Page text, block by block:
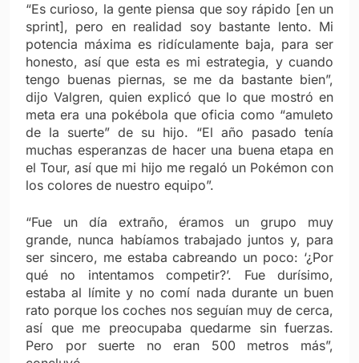
“Es curioso, la gente piensa que soy rápido [en un
sprint], pero en realidad soy bastante lento. Mi
potencia máxima es ridículamente baja, para ser
honesto, así que esta es mi estrategia, y cuando
tengo buenas piernas, se me da bastante bien”,
dijo Valgren, quien explicó que lo que mostró en
meta era una pokébola que oficia como “amuleto
de la suerte” de su hijo. “El año pasado tenía
muchas esperanzas de hacer una buena etapa en
el Tour, así que mi hijo me regaló un Pokémon con
los colores de nuestro equipo”.
“Fue un día extraño, éramos un grupo muy
grande, nunca habíamos trabajado juntos y, para
ser sincero, me estaba cabreando un poco: ‘¿Por
qué no intentamos competir?’. Fue durísimo,
estaba al límite y no comí nada durante un buen
rato porque los coches nos seguían muy de cerca,
así que me preocupaba quedarme sin fuerzas.
Pero por suerte no eran 500 metros más”,